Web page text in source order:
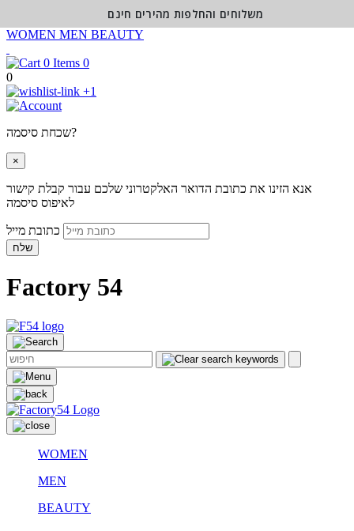
WOMEN MEN BEAUTY
0
0
+1
שכחת סיסמה?
×
אנא הזינו את כתובת הדואר האלקטרוני שלכם עבור קבלת קישור
לאיפוס סיסמה
שלח
Factory 54
WOMEN
MEN
BEAUTY
משלוחים והחלפות מהירים חינם